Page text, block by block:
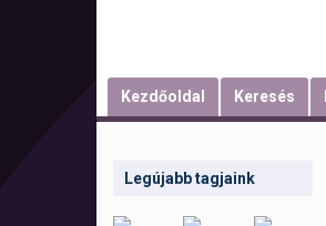
Kezdőoldal Keresés
Legújabb tagjaink